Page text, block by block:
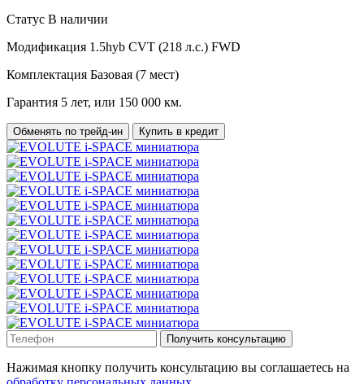
Статус В наличии
Модификация 1.5hyb CVT (218 л.с.) FWD
Комплектация Базовая (7 мест)
Гарантия 5 лет, или 150 000 км.
Обменять по трейд-ин Купить в кредит
Получить консультацию
Нажимая кнопку получить консультацию вы соглашаетесь на